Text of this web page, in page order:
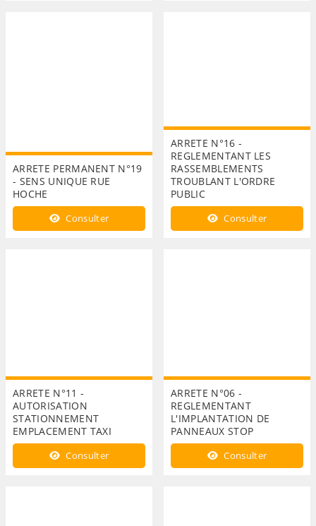
ARRETE PERMANENT N°19
- SENS UNIQUE RUE
HOCHE
Consulter
ARRETE N°16 -
REGLEMENTANT LES
RASSEMBLEMENTS
TROUBLANT L'ORDRE
PUBLIC
Consulter
ARRETE N°11 -
AUTORISATION
STATIONNEMENT
EMPLACEMENT TAXI
Consulter
ARRETE N°06 -
REGLEMENTANT
L'IMPLANTATION DE
PANNEAUX STOP
Consulter